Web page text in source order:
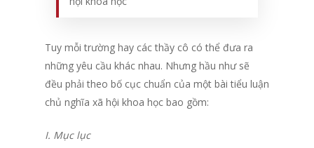
Tuy mỗi trường hay các thầy cô có thể đưa ra
những yêu cầu khác nhau. Nhưng hầu như sẽ
đều phải theo bố cục chuẩn của một bài tiểu luận
chủ nghĩa xã hội khoa học bao gồm:
I. Mục lục